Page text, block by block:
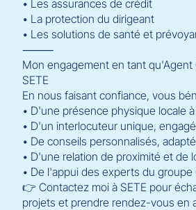
• Les assurances de crédit
• La protection du dirigeant
• Les solutions de santé et
⸻
Mon engagement en tant qu'Agent
SETE
En nous faisant confiance, vous
• D'une présence physique locale à
• D'un interlocuteur unique,
• De conseils personnalisés,
• D'une relation de proximité et de
• De l'appui des experts du groupe
👉 Contactez moi à SETE pour
projets et prendre rendez-vous en